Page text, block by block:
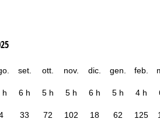
set. ott. nov. dic. gen. feb.
h 6 h 5 h 5 h 6 h 5 h 4 h
33 72 102 18 62 125